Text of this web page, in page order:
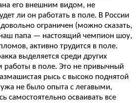
его внешним видом, не
ли он работать в поле. В России
ограничен (можно сказать,
папа — настоящий чемпион шоу,
активно трудится в поле.
выделяется среди других
работы в поле. Это не привычный
рысь с высоко поднятой
не было опыта с легавыми,
самостоятельно осваивать все